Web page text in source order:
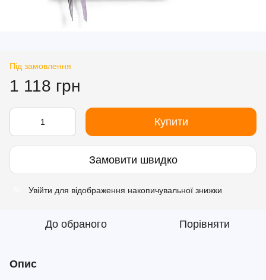
Під замовлення
1 118 грн
Купити
Замовити швидко
Увійти для відображення накопичувальної знижки
До обраного Порівняти
Опис